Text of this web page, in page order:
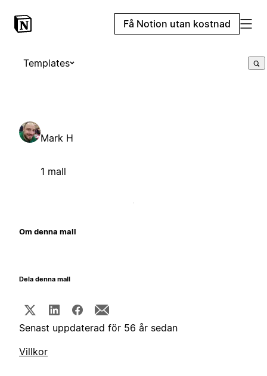
Få Notion utan kostnad
Templates
Mark H
1 mall
Om denna mall
Dela denna mall
Senast uppdaterad för 56 år sedan
Villkor